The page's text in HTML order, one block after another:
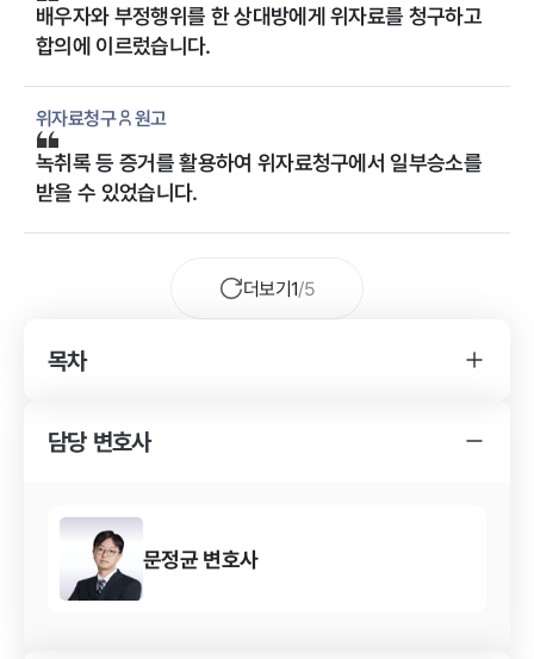
배우자와 부정행위를 한 상대방에게 위자료를 청구하고
합의에 이르렀습니다.
위자료청구 원고
녹취록 등 증거를 활용하여 위자료청구에서 일부승소를
받을 수 있었습니다.
더보기1/5
목차
YK 위자료청구 사건 변호사의 조력 내용
담당 변호사
문정균 변호사